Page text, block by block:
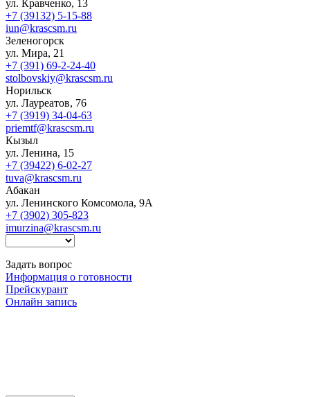
ул. Кравченко, 13
+7 (39132) 5-15-88
iun@krascsm.ru
Зеленогорск
ул. Мира, 21
+7 (391) 69-2-24-40
stolbovskiy@krascsm.ru
Норильск
ул. Лауреатов, 76
+7 (3919) 34-04-63
priemtf@krascsm.ru
Кызыл
ул. Ленина, 15
+7 (39422) 6-02-27
tuva@krascsm.ru
Абакан
ул. Ленинского Комсомола, 9А
+7 (3902) 305-823
imurzina@krascsm.ru
Задать вопрос
Информация о готовности
Прейскурант
Онлайн запись